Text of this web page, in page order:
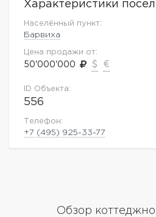
Характеристики
Населённый пункт:
Барвиха
Цена продажи от:
50'000'000
ID Объекта:
556
Телефон:
+7 (495) 925-33-77
Обзор